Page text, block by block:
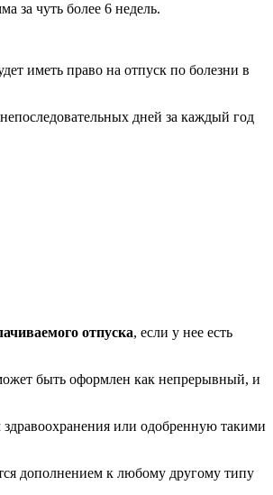
за чуть более 6 недель.
иметь право на отпуск по болезни в
дней за каждый год
отпуска, если у нее есть
быть оформлен как непрерывный, и
или одобренную такими
дополнением к любому другому типу